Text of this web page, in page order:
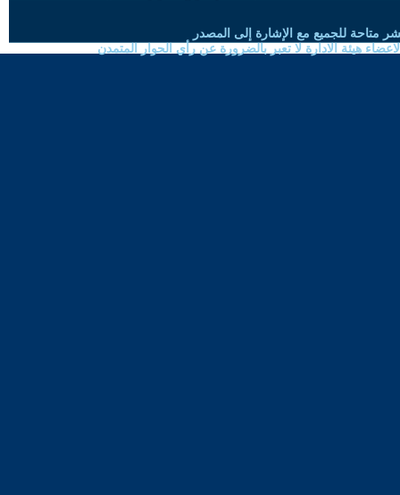
متاحة للجميع مع الإشارة إلى المصدر
هيئة الادارة لا تعبر بالضرورة عن رأي الحوار المتمدن